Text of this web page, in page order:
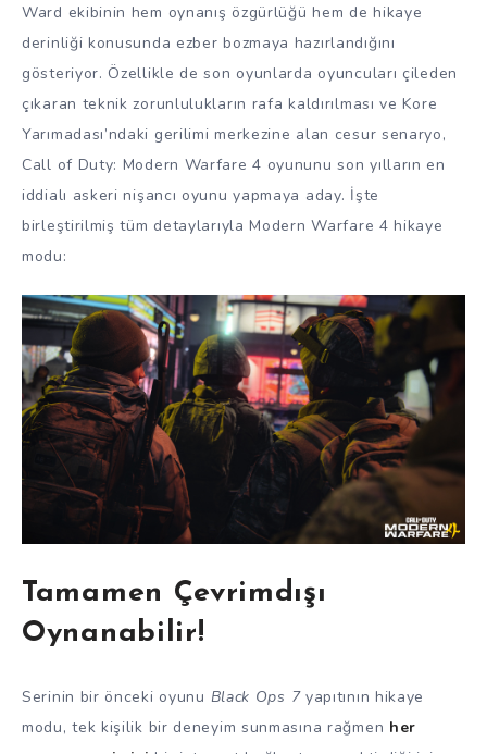
Ward ekibinin hem oynanış özgürlüğü hem de hikaye
derinliği konusunda ezber bozmaya hazırlandığını
gösteriyor. Özellikle de son oyunlarda oyuncuları çileden
çıkaran teknik zorunlulukların rafa kaldırılması ve Kore
Yarımadası’ndaki gerilimi merkezine alan cesur senaryo,
Call of Duty: Modern Warfare 4 oyununu son yılların en
iddialı askeri nişancı oyunu yapmaya aday. İşte
birleştirilmiş tüm detaylarıyla Modern Warfare 4 hikaye
modu:
Tamamen Çevrimdışı
Oynanabilir!
Serinin bir önceki oyunu Black Ops 7yapıtının hikaye
modu, tek kişilik bir deneyim sunmasına rağmen her